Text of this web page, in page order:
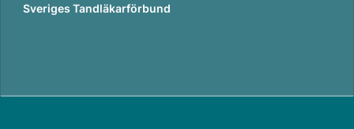
Sveriges Tandläkarförbund